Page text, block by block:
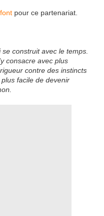
pour ce partenariat.
construit avec le temps.
consacre avec plus
contre des instincts
facile de devenir